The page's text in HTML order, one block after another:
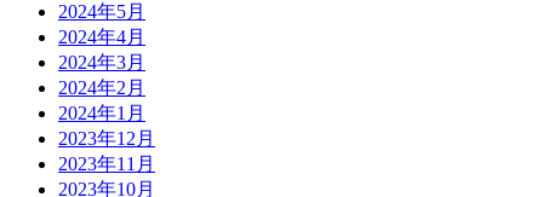
2024年5月
2024年4月
2024年3月
2024年2月
2024年1月
2023年12月
2023年11月
2023年10月